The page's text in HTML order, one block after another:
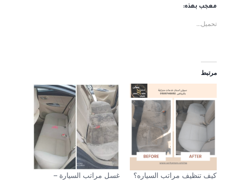
معجب بهذه:
تحميل...
مرتبط
كيف تنظيف مراتب السياره؟
غسل مراتب السيارة –